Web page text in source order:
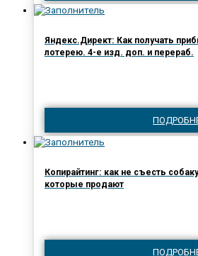
Яндекс.Директ: Как получать
лотерею. 4-е изд. доп. и перераб.
Копирайтинг: как не съесть
которые продают